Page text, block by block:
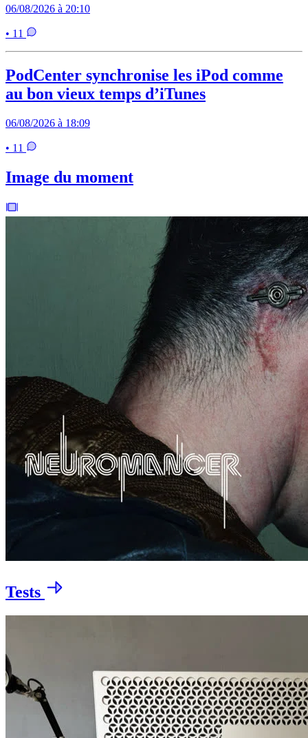
06/08/2026 à 20:10
• 11
PodCenter synchronise les iPod comme
au bon vieux temps d’iTunes
06/08/2026 à 18:09
• 11
Image du moment
Tests